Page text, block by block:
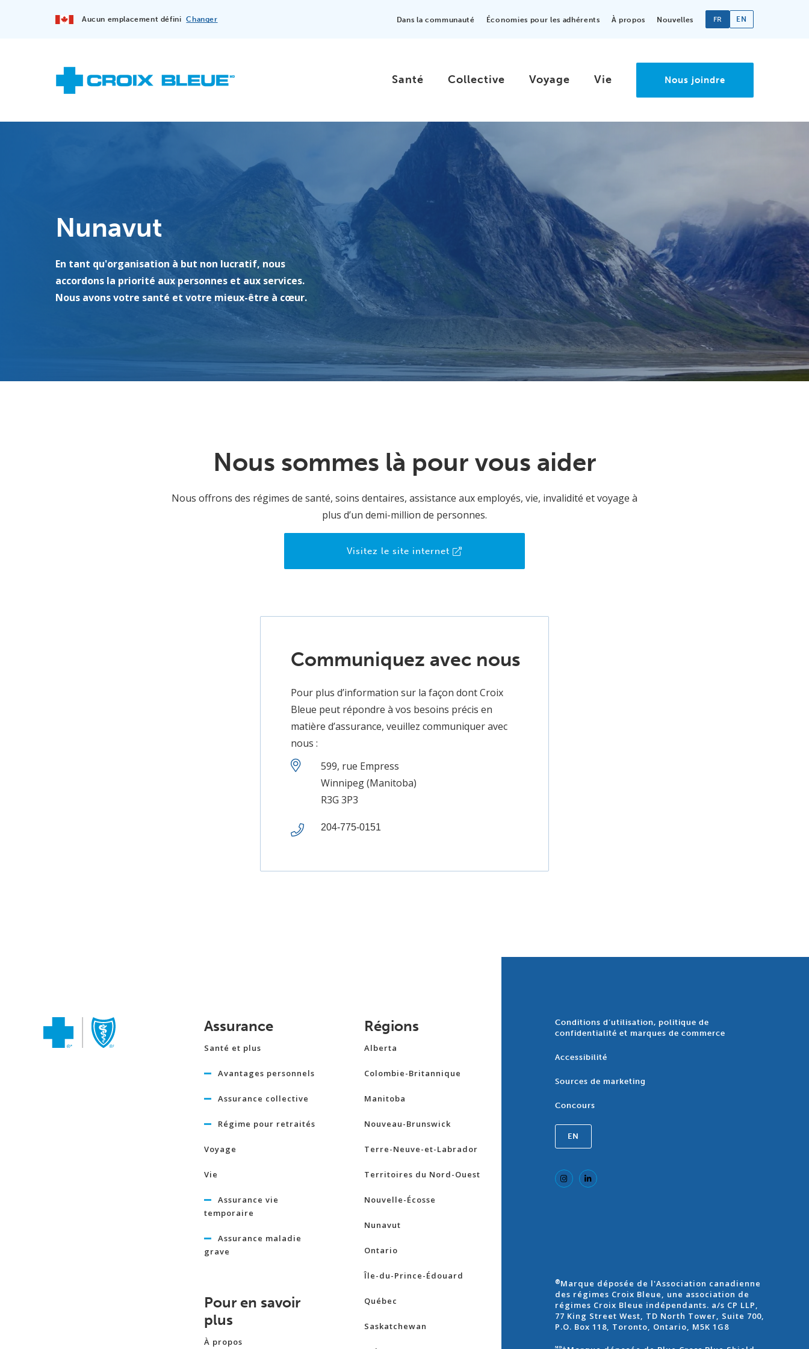
Aucun emplacement défini Changer Dans la communauté Économies pour les adhérents À propos Nouvelles FR EN
Santé Collective Voyage Vie Nous joindre
Nunavut
En tant qu'organisation à but non lucratif, nous
accordons la priorité aux personnes et aux services.
Nous avons votre santé et votre mieux-être à cœur.
Nous sommes là pour vous aider
Nous offrons des régimes de santé, soins dentaires, assistance aux employés, vie, invalidité et voyage à
plus d’un demi-million de personnes.
Visitez le site internet
Communiquez avec nous
Pour plus d’information sur la façon dont Croix
Bleue peut répondre à vos besoins précis en
matière d’assurance, veuillez communiquer avec
nous :
599, rue Empress
Winnipeg (Manitoba)
R3G 3P3
204-775-0151
Assurance
Santé et plus
Avantages personnels
Assurance collective
Régime pour retraités
Voyage
Vie
Assurance vie
temporaire
Assurance maladie
grave
Pour en savoir
plus
À propos
Régions
Alberta
Colombie-Britannique
Manitoba
Nouveau-Brunswick
Terre-Neuve-et-Labrador
Territoires du Nord-Ouest
Nouvelle-Écosse
Nunavut
Ontario
Île-du-Prince-Édouard
Québec
Saskatchewan
Conditions d’utilisation, politique de
confidentialité et marques de commerce
Accessibilité
Sources de marketing
Concours
EN
®Marque déposée de l'Association canadienne
des régimes Croix Bleue, une association de
régimes Croix Bleue indépendants. a/s CP LLP,
77 King Street West, TD North Tower, Suite 700,
P.O. Box 118, Toronto, Ontario, M5K 1G8